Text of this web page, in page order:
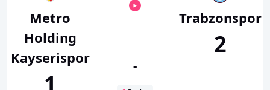
Metro
Holding
Kayserispor
1
-
Trabzonspor
2